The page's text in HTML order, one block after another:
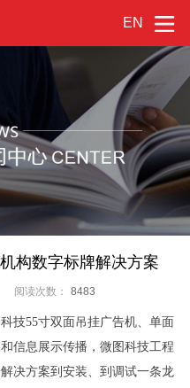
EN
构数字标牌解决方案
阅读次数： 8483
技55寸双面吊挂广告机、单面
信息展示传播，微图科技工程
决方案到安装、到调试一条龙